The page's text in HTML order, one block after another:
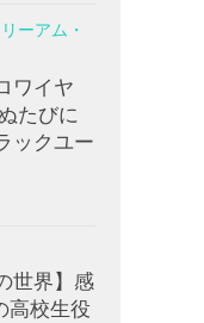
リーアム・
ワイヤ
たびに
ックユー
世界】感
高校生役